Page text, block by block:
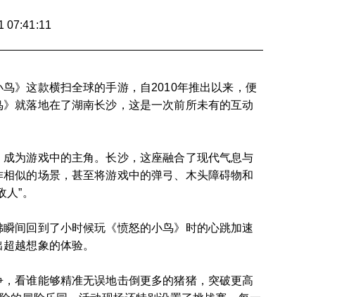
07:41:11
》这款横扫全球的手游，自2010年推出以来，便
就落地在了湖南长沙，这是一次前所未有的互动
为游戏中的主角。长沙，这座融合了现代气息与
似的场景，甚至将游戏中的弹弓、木头障碍物和
”。
间回到了小时候玩《愤怒的小鸟》时的心跳加速
越想象的体验。
看谁能够精准无误地击倒更多的猪猪，突破更高